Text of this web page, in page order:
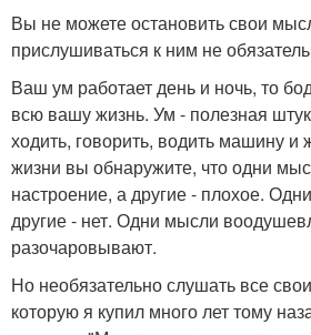
Вы не можете остановить свои
прислушиваться к ним не
Ваш ум работает день и ночь, то
всю вашу жизнь. Ум - полезная
ходить, говорить, водить машину и
жизни вы обнаружите, что одни
настроение, а другие - плохое.
другие - нет. Одни мысли
разочаровывают.
Но необязательно слушать все
которую я купил много лет тому